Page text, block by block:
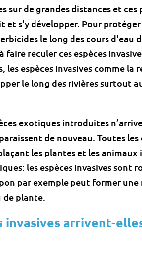
sur de grandes distances et
et s'y développer. Pour
le long des cours d'eau
reculer ces espèces
les espèces invasives comme la
le long des rivières surtout
exotiques introduites
de nouveau. Toutes les
les plantes et les animaux
les espèces invasives sont
par exemple peut former
plante.
invasives arrivent-